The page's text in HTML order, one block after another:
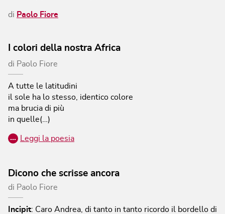
di Paolo Fiore
I colori della nostra Africa
di Paolo Fiore
A tutte le latitudini
il sole ha lo stesso, identico colore
ma brucia di più
in quelle(…)
… Leggi la poesia
Dicono che scrisse ancora
di Paolo Fiore
Incipit: Caro Andrea, di tanto in tanto ricordo il bordello di